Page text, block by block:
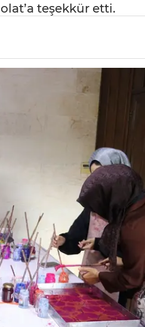
teşekkür etti.